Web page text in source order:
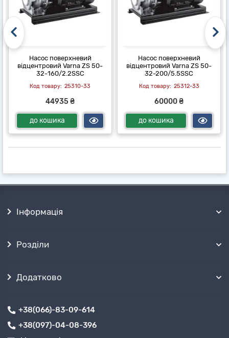
Насос поверхневий
відцентровий Varna ZS 50-
32-160/2.2SSC
25310-33
44935 ₴
до кошика
Насос поверхневий
відцентровий Varna ZS 50-
32-200/5.5SSC
25312-33
60000 ₴
до кошика
Інформація
Розділи
Додатково
+38(066)-83-09-614
+38(097)-04-08-396